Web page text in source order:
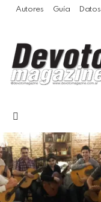
Autores Guía Datos
LATEST
STORIES